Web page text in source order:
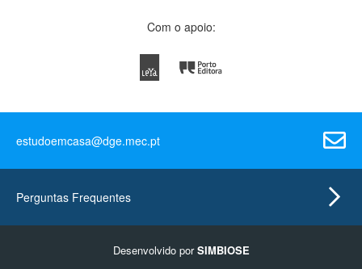
Com o apoio:
estudoemcasa@dge.mec.pt
Perguntas Frequentes
Desenvolvido porSIMBIOSE